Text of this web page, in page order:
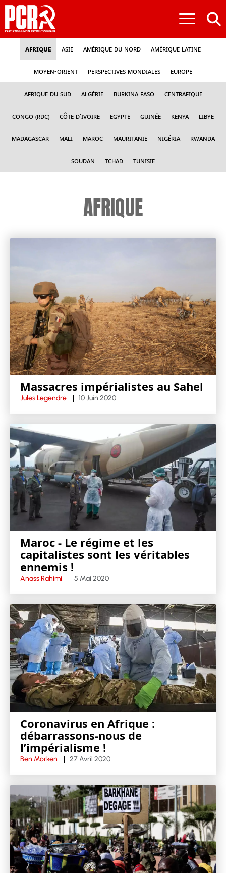
≡
Afrique Asie Amérique du nord Amérique latine
Moyen-Orient Perspectives mondiales Europe
Afrique du sud Algérie Burkina Faso Centrafique
Congo (RDC) Côte d'Ivoire Egypte Guinée Kenya Libye
Madagascar Mali Maroc Mauritanie Nigéria Rwanda
Soudan Tchad Tunisie
AFRIQUE
Massacres impérialistes au Sahel
Jules Legendre 10 Juin 2020
Maroc - Le régime et les
capitalistes sont les véritables
ennemis !
Anass Rahimi 5 Mai 2020
Coronavirus en Afrique :
débarrassons-nous de
l’impérialisme !
Ben Morken 27 Avril 2020